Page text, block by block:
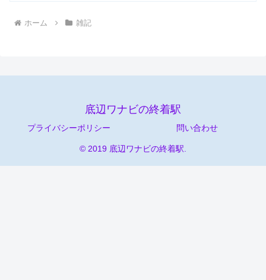
ホーム 雑記
底辺ワナビの終着駅
プライバシーポリシー 問い合わせ
© 2019 底辺ワナビの終着駅.